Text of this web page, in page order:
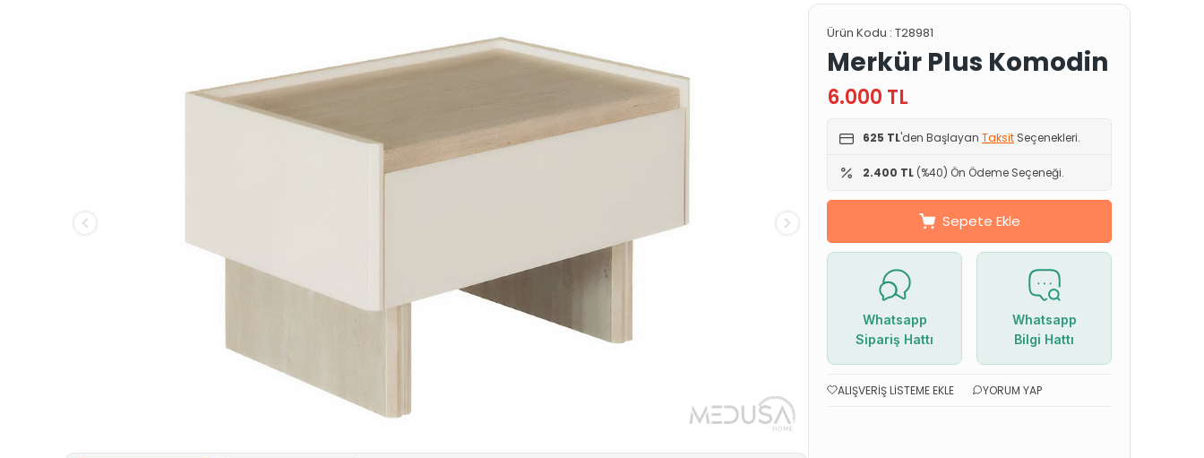
Ürün Kodu : T28981
Merkür Plus Komodin
6.000 TL
625 TL'den Başlayan Taksit Seçenekleri.
2.400 TL (%40) Ön Ödeme Seçeneği.
Sepete Ekle
Whatsapp
Sipariş Hattı
Whatsapp
Bilgi Hattı
ALIŞVERIŞ LISTEME EKLE YORUM YAP